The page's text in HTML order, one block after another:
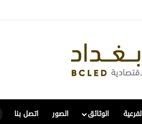
الوثائق الصور اتصل بنا